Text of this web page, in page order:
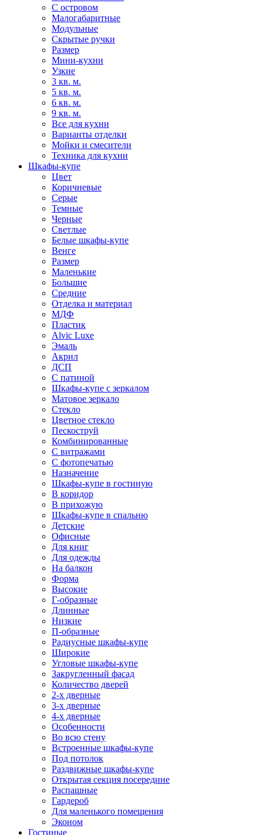
С островом
Малогабаритные
Модульные
Скрытые ручки
Размер
Мини-кухни
Узкие
3 кв. м.
5 кв. м.
6 кв. м.
9 кв. м.
Все для кухни
Варианты отделки
Мойки и смесители
Техника для кухни
Шкафы-купе
Цвет
Коричневые
Серые
Темные
Черные
Светлые
Белые шкафы-купе
Венге
Размер
Маленькие
Большие
Средние
Отделка и материал
МДФ
Пластик
Alvic Luxe
Эмаль
Акрил
ДСП
С патиной
Шкафы-купе с зеркалом
Матовое зеркало
Стекло
Цветное стекло
Пескоструй
Комбинированные
С витражами
С фотопечатью
Назначение
Шкафы-купе в гостиную
В коридор
В прихожую
Шкафы-купе в спальню
Детские
Офисные
Для книг
Для одежды
На балкон
Форма
Высокие
Г-образные
Длинные
Низкие
П-образные
Радиусные шкафы-купе
Широкие
Угловые шкафы-купе
Закругленный фасад
Количество дверей
2-х дверные
3-х дверные
4-х дверные
Особенности
Во всю стену
Встроенные шкафы-купе
Под потолок
Раздвижные шкафы-купе
Открытая секция посередине
Распашные
Гардероб
Для маленького помещения
Эконом
Гостиные